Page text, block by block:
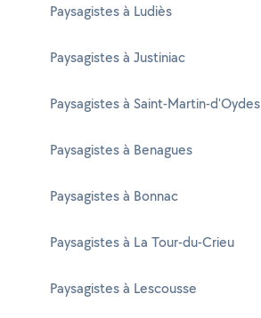
Paysagistes à Ludiès
Paysagistes à Justiniac
Paysagistes à Saint-Martin-d'Oydes
Paysagistes à Benagues
Paysagistes à Bonnac
Paysagistes à La Tour-du-Crieu
Paysagistes à Lescousse